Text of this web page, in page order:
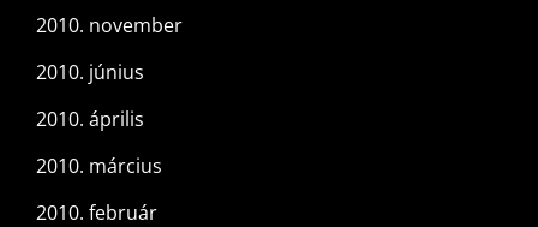
2010. november
2010. június
2010. április
2010. március
2010. február